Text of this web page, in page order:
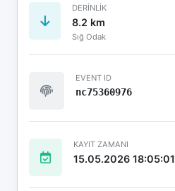
DERINLIK
8.2 km
Sığ Odak
EVENT ID
nc75360976
KAYIT ZAMANI
15.05.2026 18:05:01